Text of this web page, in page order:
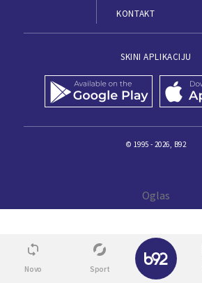
KONTAKT
SKINI APLIKACIJU
© 1995 - 2026, B92
Novo Sport
✕